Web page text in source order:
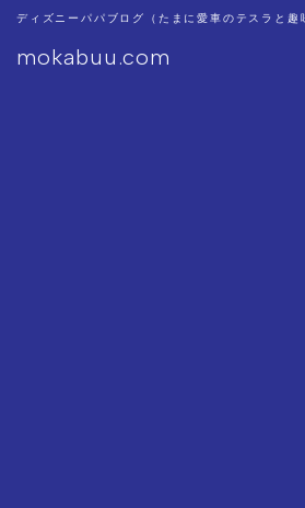
mokabuu.com
ディズニーパパブログ（たまに愛車のテスラと趣